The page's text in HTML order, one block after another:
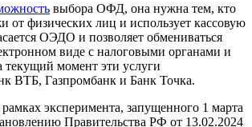
выбора ОФД, она нужна тем, кто
от физических лиц и использует кассовую
ОЭДО и позволяет обмениваться
виде с налоговыми органами и
текущий момент эти услуги
ВТБ, Газпромбанк и Банк Точка.
эксперимента, запущенного 1 марта
Правительства РФ от 13.02.2024